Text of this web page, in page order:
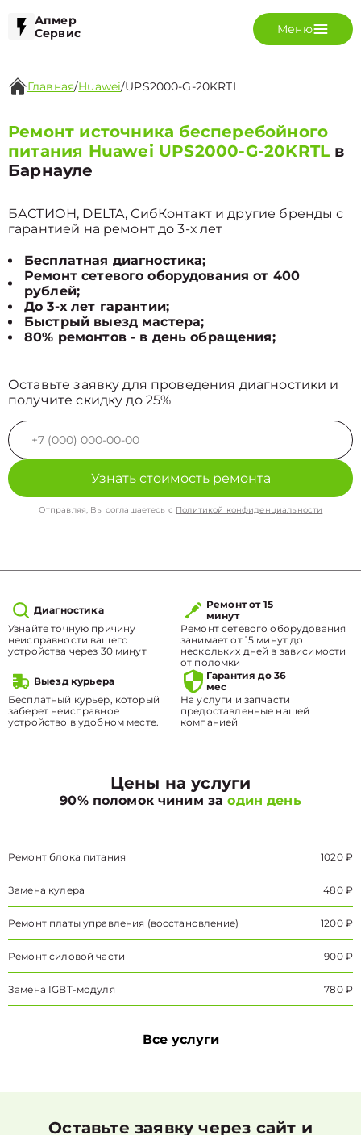
Апмер
Сервис
Меню
Главная/Huawei/UPS2000-G-20KRTL
Ремонт источника бесперебойного
питания Huawei UPS2000-G-20KRTL в
Барнауле
БАСТИОН, DELTA, СибКонтакт и другие бренды с
гарантией на ремонт до 3-х лет
Бесплатная диагностика;
Ремонт сетевого оборудования от 400
рублей;
До 3-х лет гарантии;
Быстрый выезд мастера;
80% ремонтов - в день обращения;
Оставьте заявку для проведения диагностики и
получите скидку до 25%
Узнать стоимость ремонта
Отправляя, Вы соглашаетесь с Политикой конфиденциальности
Диагностика
Узнайте точную причину
неисправности вашего
устройства через 30 минут
Ремонт от 15
минут
Ремонт сетевого оборудования
занимает от 15 минут до
нескольких дней в зависимости
от поломки
Выезд курьера
Бесплатный курьер, который
заберет неисправное
устройство в удобном месте.
Гарантия до 36
мес
На услуги и запчасти
предоставленные нашей
компанией
Цены на услуги
90% поломок чиним заодин день
Ремонт блока питания 1020 ₽
Замена кулера 480 ₽
Ремонт платы управления (восстановление) 1200 ₽
Ремонт силовой части 900 ₽
Замена IGBT-модуля 780 ₽
Все услуги
Оставьте заявку через сайт и